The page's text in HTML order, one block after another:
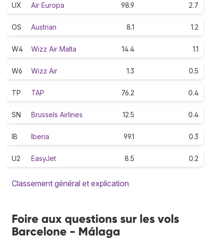
UX Air Europa 98.9 2.7
OS Austrian 8.1 1.2
W4 Wizz Air Malta 14.4 1.1
W6 Wizz Air 1.3 0.5
TP TAP 76.2 0.4
SN Brussels Airlines 12.5 0.4
IB Iberia 99.1 0.3
U2 EasyJet 8.5 0.2
Classement général et explication
Foire aux questions sur les vols
Barcelone - Málaga